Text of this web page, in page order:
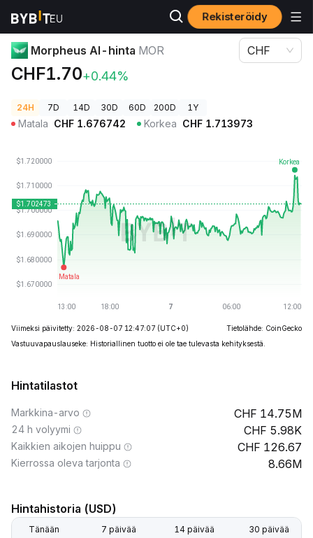
Rekisteröidy
Kryptohinnat Morpheus AI-hinta MOR
Morpheus AI-hinta MOR
CHF1.70+0.44%
CHF
24H 7D 14D 30D 60D 200D 1Y
Matala CHF 1.676742 Korkea CHF 1.713973
Viimeksi päivitetty: 2026-08-07 12:47:07 (UTC+0)
Tietolähde: CoinGecko
Vastuuvapauslauseke: Historiallinen tuotto ei ole tae tulevasta kehityksestä.
Hintatilastot
Markkina-arvo 14.75M
24 h volyymi 5.98K
Kaikkien aikojen huippu 126.67
Kierrossa oleva tarjonta 8.66M
Hintahistoria (USD)
Tänään 7 päivää 14 päivää 30 päivää